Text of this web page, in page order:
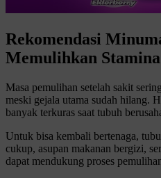
Rekomendasi
Memulihkan
Masa pemulihan setelah sakit
meski gejala utama sudah hilang.
banyak terkuras saat tubuh
Untuk bisa kembali bertenaga,
cukup, asupan makanan bergizi,
dapat mendukung proses